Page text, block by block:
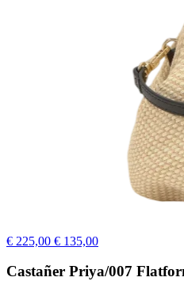
€ 225,00 € 135,00
Castañer Priya/007